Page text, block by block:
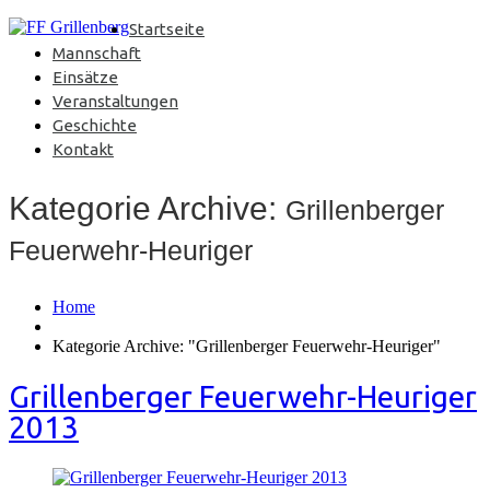
Startseite
Mannschaft
Einsätze
Veranstaltungen
Geschichte
Kontakt
Kategorie Archive: Grillenberger
Feuerwehr-Heuriger
Home
Kategorie Archive: "Grillenberger Feuerwehr-Heuriger"
Grillenberger Feuerwehr-Heuriger
2013